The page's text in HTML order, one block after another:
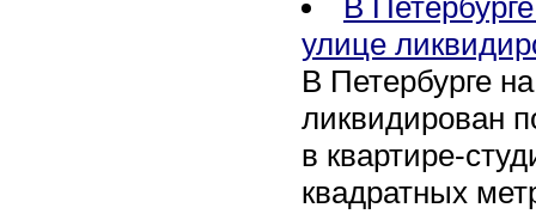
улице
В Петербурге
ликвидирован
в квартире-
квадратных